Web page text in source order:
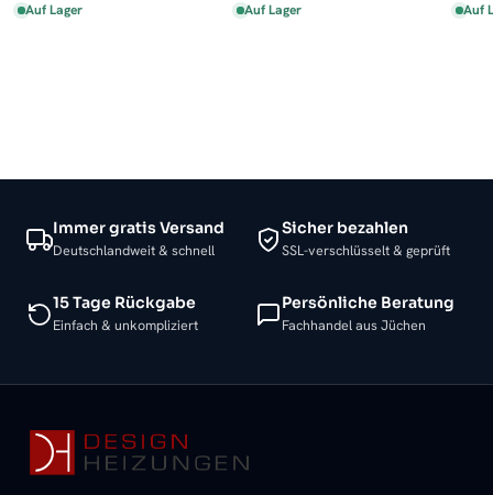
Auf Lager Auf Lager Auf
Immer gratis Versand
Deutschlandweit & schnell
Sicher bezahlen
SSL-verschlüsselt & geprüft
15 Tage Rückgabe
Einfach & unkompliziert
Persönliche Beratung
Fachhandel aus Jüchen